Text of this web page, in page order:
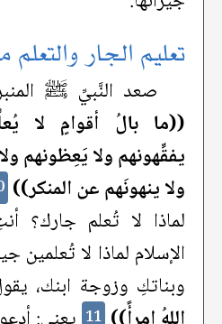
تعليم الجار والتعلم
صعد النَّبيِّ ﷺ
((ما بالُ أقوامٍ لا
يفقِّهونهم ولا يَعِظونهم
ولا ينهونَهم عن المنكر))
لماذا لا تُعلم جارك؟
الإسلام لماذا لا
وبناتكِ وزوجة ابنك،
11